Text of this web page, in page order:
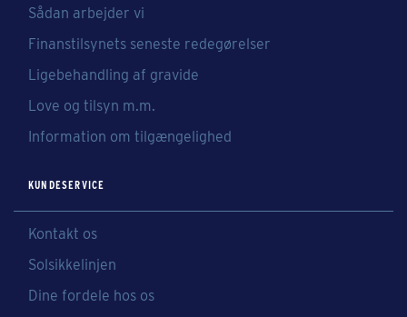
Sådan arbejder vi
Finanstilsynets seneste redegørelser
Ligebehandling af gravide
Love og tilsyn m.m.
Information om tilgængelighed
KUNDESERVICE
Kontakt os
Solsikkelinjen
Dine fordele hos os